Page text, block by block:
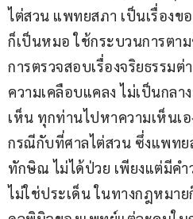
ไต่สวน แพทยสภา เป็นเรื่อง
ก็เป็นหมอ ใช้กระบวนการตา
การตรวจสอบเรื่องจริยธรรม
ความเคลือบแคลง ไม่เป็นกลา
เห็น ทุกท่านไปหาความเห็นเ
กรณีกับที่ศาลไต่สวน ซึ่งแพทย
ทักษิณ ไม่ได้ป่วย เพียงแต่มีคำ
ไม่ใช่ประเด็น ในทางกฎหมา